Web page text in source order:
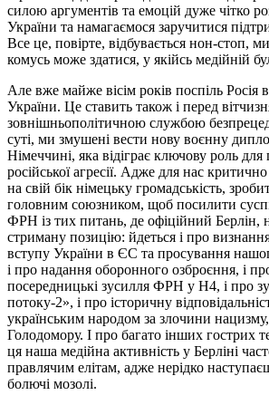
силою аргументів та емоцій дуже чітко
України та намагаємося заручитися
Все це, повірте, відбувається нон-стоп,
комусь може здатися, у якійсь медійній
Але вже майже вісім років поспіль Росія
України. Це ставить також і перед
зовнішньополітичною службою
суті, ми змушені вести нову воєнну
Німеччині, яка відіграє ключову роль
російської агресії. Адже для нас
на свій бік німецьку громадськість,
головним союзником, щоб посилити
ФРН із тих питань, де офіційний Берлін,
стриману позицію: йдеться і про
вступу України в ЄС та просування
і про надання оборонного озброєння, і
посередницькі зусилля ФРН у Н4, і про
потоку-2», і про історичну
українським народом за злочини
Голодомору. І про багато інших гострих
ця наша медійна активність у Берліні
правлячим елітам, адже нерідко
болючі мозолі.